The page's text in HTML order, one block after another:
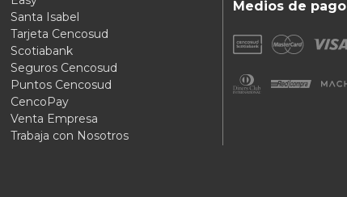
Santa Isabel
Tarjeta Cencosud
Scotiabank
Seguros Cencosud
Puntos Cencosud
CencoPay
Venta Empresa
Trabaja con Nosotros
Medios de pago